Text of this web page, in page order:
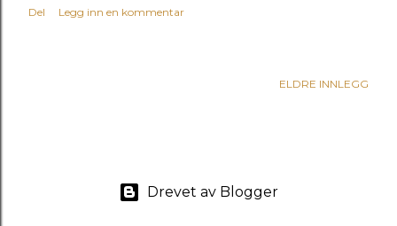
Del Legg inn en kommentar
ELDRE INNLEGG
Drevet av Blogger